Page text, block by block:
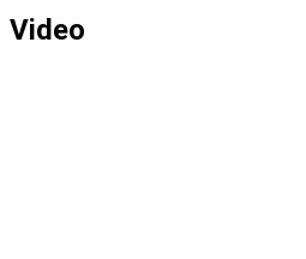
Video